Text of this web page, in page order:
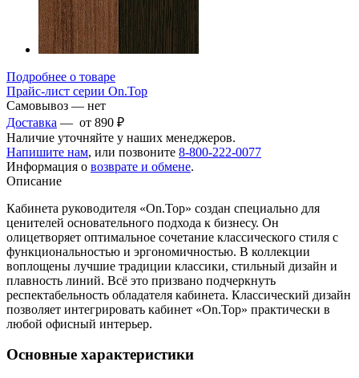
Подробнее о товаре
Прайс-лист серии On.Top
Самовывоз — нет
Доставка — от 890 ₽
Наличие уточняйте у наших менеджеров.
Напишите нам, или позвоните 8-800-222-0077
Информация о возврате и обмене.
Описание
Кабинета руководителя «On.Top» создан специально для
ценителей основательного подхода к бизнесу. Он
олицетворяет оптимальное сочетание классического стиля с
функциональностью и эргономичностью. В коллекции
воплощены лучшие традиции классики, стильный дизайн и
плавность линий. Всё это призвано подчеркнуть
респектабельность обладателя кабинета. Классический дизайн
позволяет интегрировать кабинет «On.Top» практически в
любой офисный интерьер.
Основные характеристики